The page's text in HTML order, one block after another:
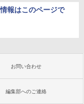
報はこのページで
お問い合わせ
編集部へのご連絡